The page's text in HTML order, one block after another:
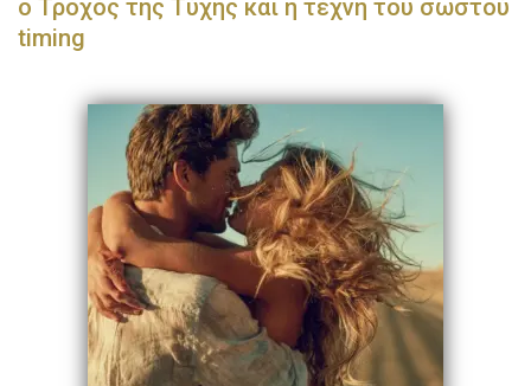
ο Τροχός της Τύχης και η τέχνη του σωστού
timing